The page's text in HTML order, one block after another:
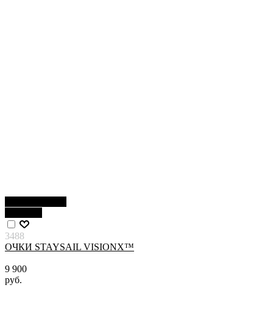
3488
ОЧКИ STAYSAIL VISIONX™
9 900
руб.